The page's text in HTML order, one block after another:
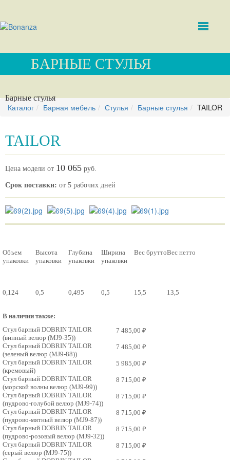
БАРНЫЕ СТУЛЬЯ
Барные стулья
Каталог Барная мебель Стулья Барные стулья TAILOR
TAILOR
Цена модели от 10 065 руб.
Срок поставки: от 5 рабочих дней
Объем
упаковки
Высота
упаковки
Глубина
упаковки
Ширина
упаковки
Вес бруттоВес нетто
0,124 0,5 0,495 0,5 15,5 13,5
В наличии также:
Стул барный DOBRIN TAILOR
(винный велюр (MJ9-35))
7 485,00 ₽
Стул барный DOBRIN TAILOR
(зеленый велюр (MJ9-88))
7 485,00 ₽
Стул барный DOBRIN TAILOR
(кремовый)
5 985,00 ₽
Стул барный DOBRIN TAILOR
(морской волны велюр (MJ9-99))
8 715,00 ₽
Стул барный DOBRIN TAILOR
(пудрово-голубой велюр (MJ9-74))
8 715,00 ₽
Стул барный DOBRIN TAILOR
(пудрово-мятный велюр (MJ9-87))
8 715,00 ₽
Стул барный DOBRIN TAILOR
(пудрово-розовый велюр (MJ9-32))
8 715,00 ₽
Стул барный DOBRIN TAILOR
(серый велюр (MJ9-75))
8 715,00 ₽